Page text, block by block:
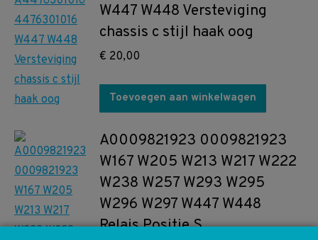
W447 W448 Versteviging
chassis c stijl haak oog
€ 20,00
Toevoegen aan winkelwagen
A0009821923 0009821923
W167 W205 W213 W217 W222
W238 W257 W293 W295
W296 W297 W447 W448
Relais Positie S